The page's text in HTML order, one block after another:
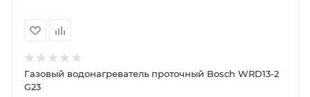
Газовый водонагреватель проточный Bosch WRD13-2
G23